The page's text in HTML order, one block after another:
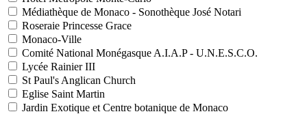
Médiathèque de Monaco - Sonothèque José Notari
Roseraie Princesse Grace
Monaco-Ville
Comité National Monégasque A.I.A.P - U.N.E.S.C.O.
Lycée Rainier III
St Paul's Anglican Church
Eglise Saint Martin
Jardin Exotique et Centre botanique de Monaco